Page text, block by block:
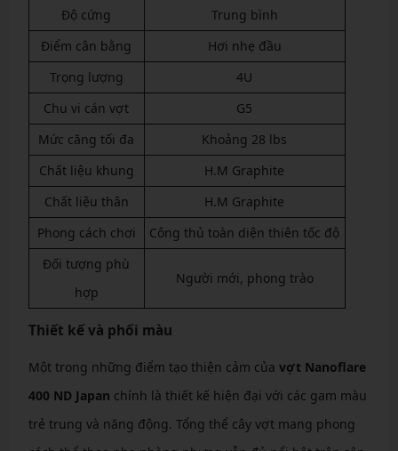
Độ cứng
Trung bình
Điểm cân bằng
Hơi nhẹ đầu
Trọng lượng
4U
Chu vi cán vợt
G5
Mức căng tối đa
Khoảng 28 lbs
Chất liệu khung
H.M Graphite
Chất liệu thân
H.M Graphite
Phong cách chơi
Công thủ toàn diện thiên tốc độ
Đối tượng phù
hợp
Người mới, phong trào
Thiết kế và phối màu
Một trong những điểm tạo thiện cảm của vợt Nanoflare
400 ND Japan chính là thiết kế hiện đại với các gam màu
trẻ trung và năng động. Tổng thể cây vợt mang phong